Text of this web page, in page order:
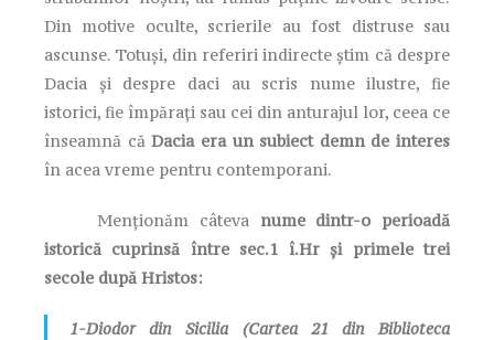
Din motive oculte, scrierile au fost distruse sau
ascunse. Totuși, din referiri indirecte știm că despre
Dacia și despre daci au scris nume ilustre, fie
istorici, fie împărați sau cei din anturajul lor, ceea ce
înseamnă căDacia era un subiect demn de interes
în acea vreme pentru contemporani.
Menționăm câteva nume dintr-o perioadă
istorică cuprinsă între sec.1 î.Hr și primele trei
secole după Hristos:
1-Diodor din Sicilia (Cartea 21 din Biblioteca